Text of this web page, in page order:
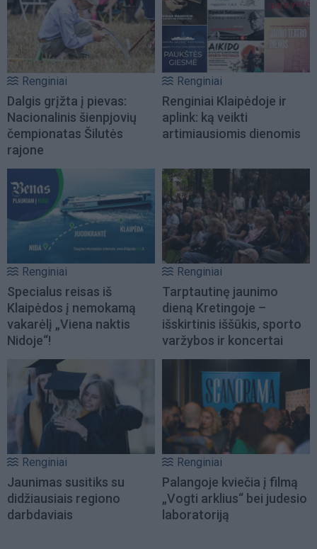
Renginiai
Dalgis grįžta į pievas:
Nacionalinis šienpjovių
čempionatas Šilutės
rajone
Renginiai
Renginiai Klaipėdoje ir
aplink: ką veikti
artimiausiomis dienomis
Renginiai
Specialus reisas iš
Klaipėdos į nemokamą
vakarėlį „Viena naktis
Nidoje“!
Renginiai
Tarptautinę jaunimo
dieną Kretingoje –
išskirtinis iššūkis, sporto
varžybos ir koncertai
Renginiai
Jaunimas susitiks su
didžiausiais regiono
darbdaviais
Renginiai
Palangoje kviečia į filmą
„Vogti arklius“ bei judesio
laboratoriją